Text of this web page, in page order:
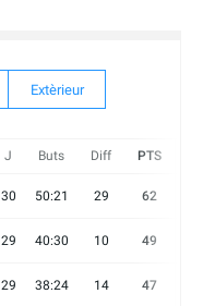
Extèrieur
J Buts Diff PTS
30 50:21 29 62
29 40:30 10 49
29 38:24 14 47